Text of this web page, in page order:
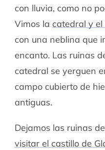
con lluvia, como no
Vimos la catedral y el
con una neblina que
encanto. Las ruinas
catedral se yerguen
campo cubierto de
antiguas.
Dejamos las ruinas
visitar el castillo de